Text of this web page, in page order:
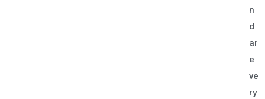
n
d
ar
e
ve
ry